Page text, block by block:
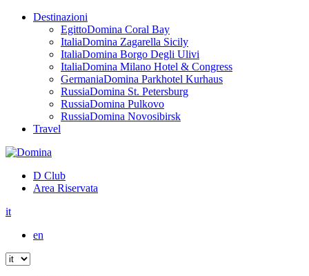
Destinazioni
EgittoDomina Coral Bay
ItaliaDomina Zagarella Sicily
ItaliaDomina Borgo Degli Ulivi
ItaliaDomina Milano Hotel & Congress
GermaniaDomina Parkhotel Kurhaus
RussiaDomina St. Petersburg
RussiaDomina Pulkovo
RussiaDomina Novosibirsk
Travel
D Club
Area Riservata
it
en